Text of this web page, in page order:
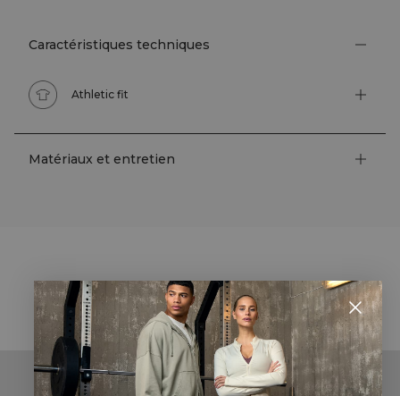
Caractéristiques techniques
Athletic fit
Matériaux et entretien
STYLE WITH